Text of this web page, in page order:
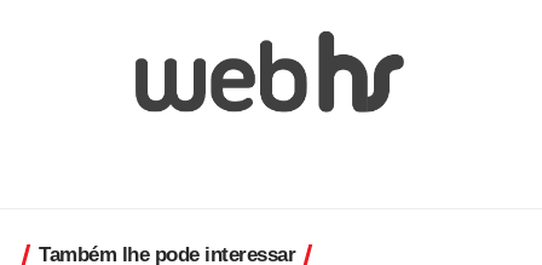
Também lhe pode interessar